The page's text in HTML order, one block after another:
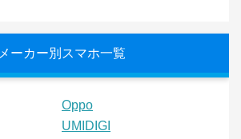
メーカー別スマホ一覧
Oppo
UMIDIGI